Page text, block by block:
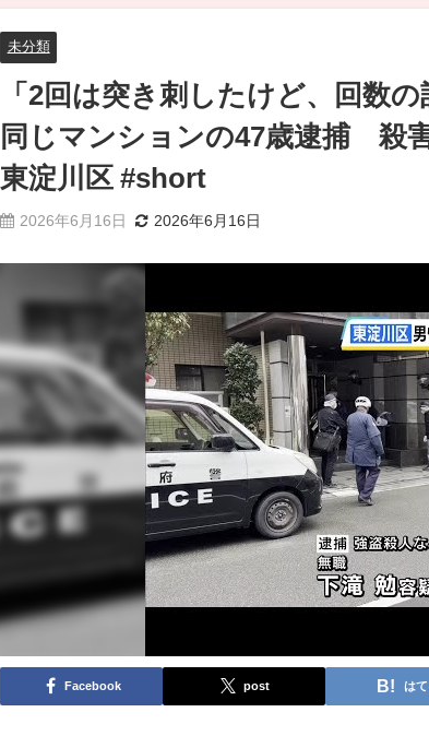
未分類
「2回は突き刺したけど、回数
同じマンションの47歳逮捕 殺
東淀川区 #short
2026年6月16日 2026年6月16日
Facebook post は